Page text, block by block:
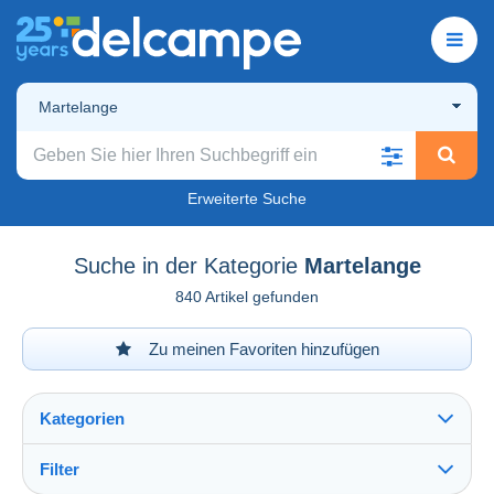
Martelange
Erweiterte Suche
Suche in der Kategorie Martelange
840 Artikel gefunden
Zu meinen Favoriten hinzufügen
Kategorien
Filter